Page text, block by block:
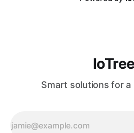
聯分散在 ERP、CRM 與各類文檔中
IoTree
Smart solutions for